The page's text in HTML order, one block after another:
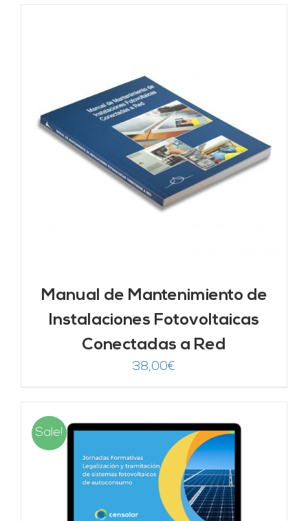
Manual de Mantenimiento de
Instalaciones Fotovoltaicas
Conectadas a Red
38,00€
Sale!